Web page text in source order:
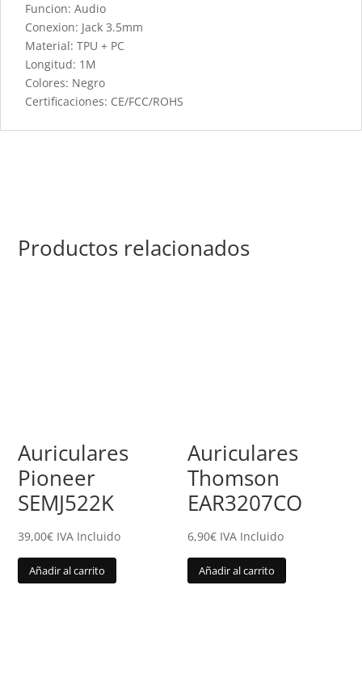
Funcion: Audio
Conexion: Jack 3.5mm
Material: TPU + PC
Longitud: 1M
Colores: Negro
Certificaciones: CE/FCC/ROHS
Productos relacionados
Auriculares
Pioneer
SEMJ522K
39,00€ IVA Incluido
Añadir al carrito
Auriculares
Thomson
EAR3207CO
6,90€ IVA Incluido
Añadir al carrito